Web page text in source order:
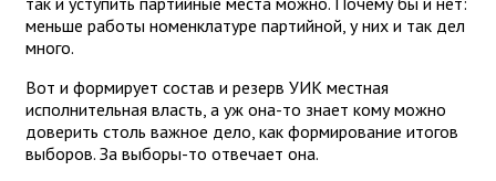
меньше работы номенклатуре партийной, у них и так дел
много.
Вот и формирует состав и резерв УИК местная
исполнительная власть, а уж она-то знает кому можно
доверить столь важное дело, как формирование итогов
выборов. За выборы-то отвечает она.